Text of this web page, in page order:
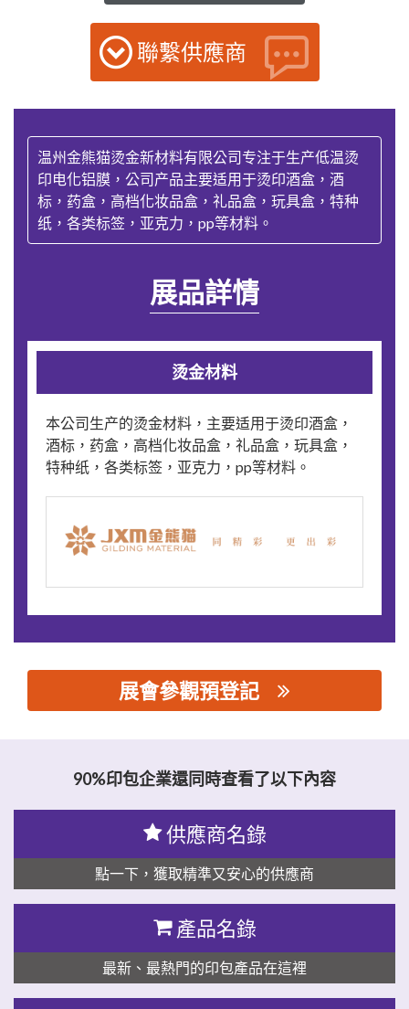
聯繫供應商
温州金熊猫烫金新材料有限公司专注于生产低温烫
印电化铝膜，公司产品主要适用于烫印酒盒，酒
标，药盒，高档化妆品盒，礼品盒，玩具盒，特种
纸，各类标签，亚克力，pp等材料。
展品詳情
烫金材料
本公司生产的烫金材料，主要适用于烫印酒盒，
酒标，药盒，高档化妆品盒，礼品盒，玩具盒，
特种纸，各类标签，亚克力，pp等材料。
展會參觀預登記
90%印包企業還同時查看了以下內容
供應商名錄
點一下，獲取精準又安心的供應商
產品名錄
最新、最熱門的印包產品在這裡